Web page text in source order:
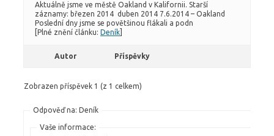
Aktuálně jsme ve městě Oakland v Kalifornii. Starší
záznamy: březen 2014 duben 2014 7.6.2014 – Oakland
Poslední dny jsme se povětšinou flákali a podn
[Plné znění článku: Deník
Autor Příspěvky
Zobrazen příspěvek 1 (z 1 celkem)
Odpověď na: Deník
Vaše informace: